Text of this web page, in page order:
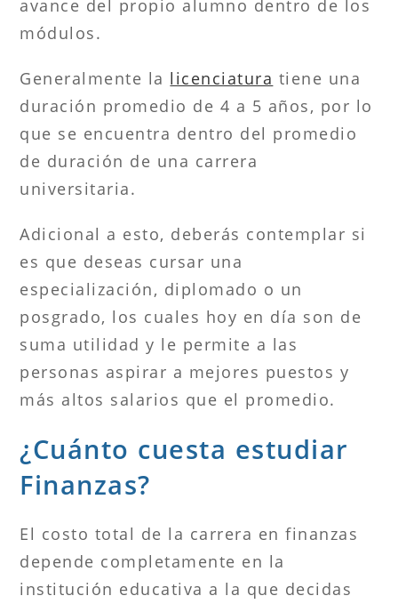
avance del propio alumno dentro de los
módulos.
Generalmente la licenciatura tiene una
duración promedio de 4 a 5 años, por lo
que se encuentra dentro del promedio
de duración de una carrera
universitaria.
Adicional a esto, deberás contemplar si
es que deseas cursar una
especialización, diplomado o un
posgrado, los cuales hoy en día son de
suma utilidad y le permite a las
personas aspirar a mejores puestos y
más altos salarios que el promedio.
¿Cuánto cuesta estudiar
Finanzas?
El costo total de la carrera en finanzas
depende completamente en la
institución educativa a la que decidas